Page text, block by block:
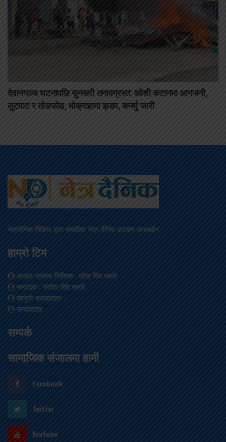
देवानगञ्ज घटनापछि सुनसरी तनावग्रस्त: कोशी कटानमा आगजनी,
लुटपाट र तोडफोड, भोक्राहामा झडप, कर्फ्यु जारी
नेत्रदैनिक मिडिया द्वारा संचालित नेत्र दैनिक डटकम अनलाईन
हाम्रो टिम
अध्यक्ष/प्रबन्ध निर्देशक: महेश सिंह महतो
सम्पादक: प्रदिप सिंह महतो
कानूनी सल्लाहकार:
सम्वाददाता:
सम्पर्क
सामाजिक संजालमा हामी
Facebook
Twitter
YouTube